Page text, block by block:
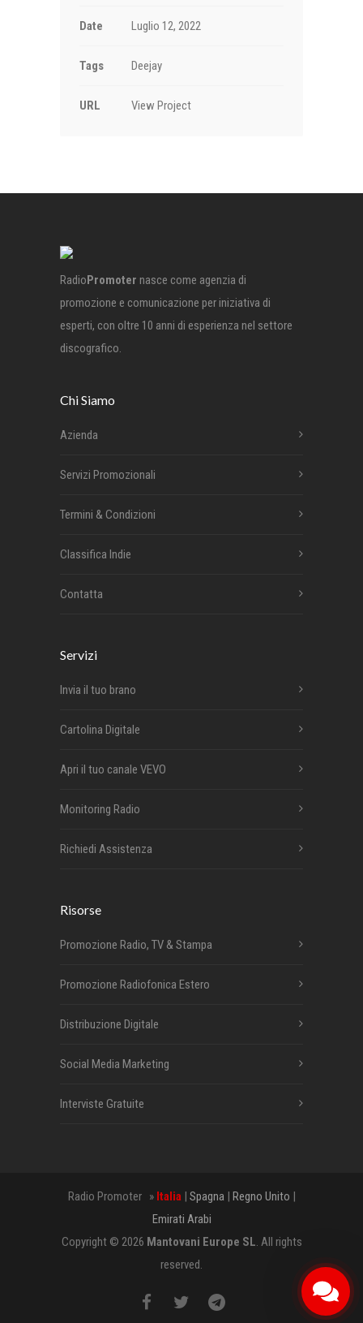
Date Luglio 12, 2022
Tags Deejay
URL View Project
RadioPromoter nasce come agenzia di
promozione e comunicazione per iniziativa di
esperti, con oltre 10 anni di esperienza nel settore
discografico.
Chi Siamo
Azienda
Servizi Promozionali
Termini & Condizioni
Classifica Indie
Contatta
Servizi
Invia il tuo brano
Cartolina Digitale
Apri il tuo canale VEVO
Monitoring Radio
Richiedi Assistenza
Risorse
Promozione Radio, TV & Stampa
Promozione Radiofonica Estero
Distribuzione Digitale
Social Media Marketing
Interviste Gratuite
Radio Promoter » Italia| Spagna | Regno Unito |
Emirati Arabi
Copyright © 2026 Mantovani Europe SL. All rights
reserved.